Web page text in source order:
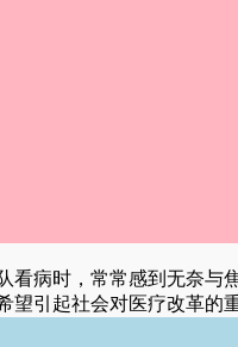
病时，常常感到无奈与
引起社会对医疗改革的重